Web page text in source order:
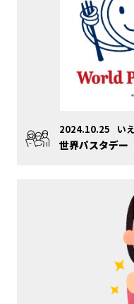
2024.10.25 い
世界パスタデー